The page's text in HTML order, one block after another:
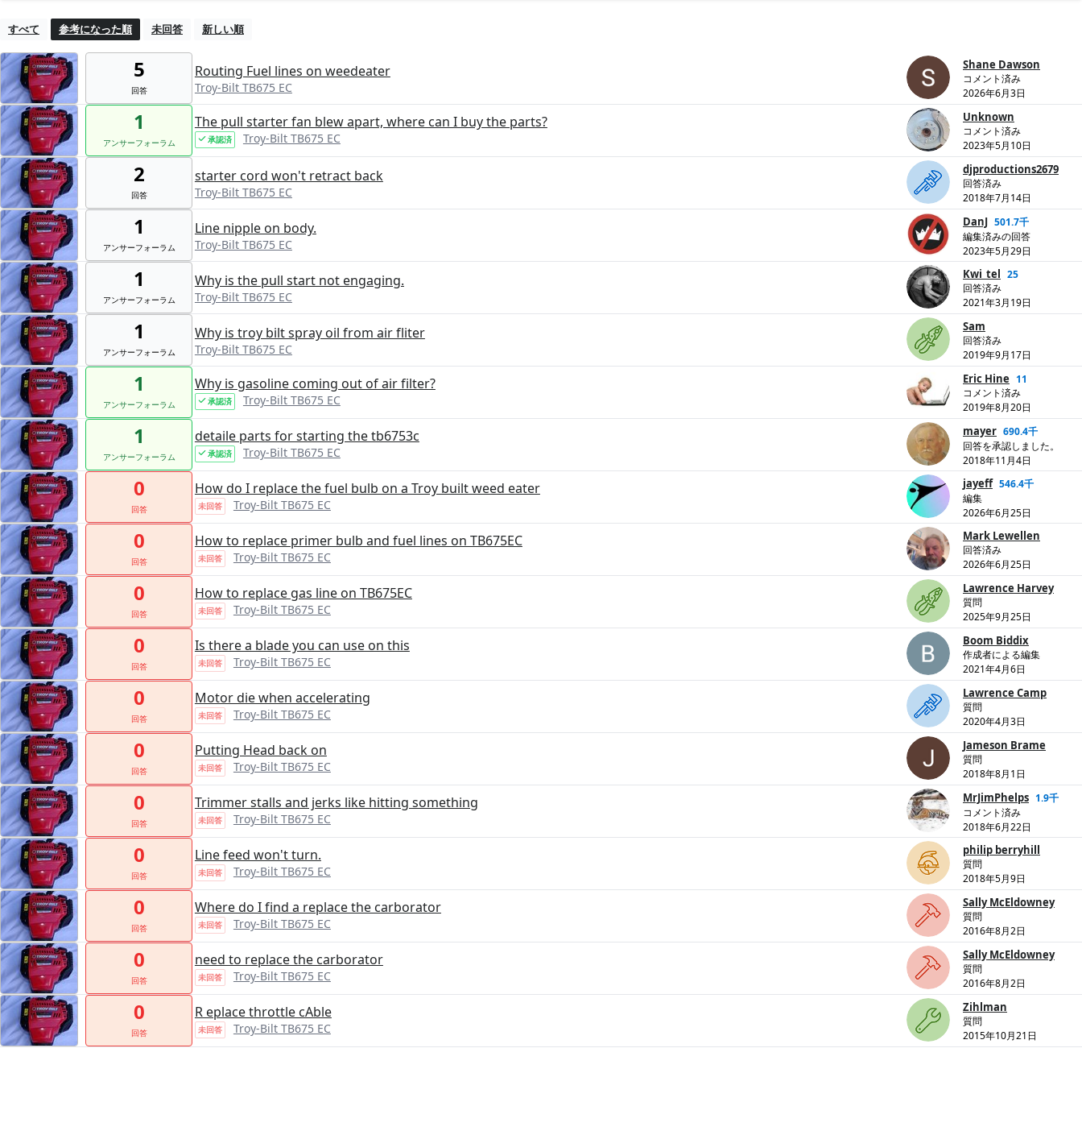
すべて 参考になった順 未回答 新しい順
5
回答
Routing Fuel lines on weedeater
Troy-Bilt TB675 EC
Shane Dawson
コメント済み
2026年6月3日
1
アンサーフォーラム
The pull starter fan blew apart, where can I buy the parts?
承認済 Troy-Bilt TB675 EC
Unknown
コメント済み
2023年5月10日
2
回答
starter cord won't retract back
Troy-Bilt TB675 EC
djproductions2679
回答済み
2018年7月14日
1
アンサーフォーラム
Line nipple on body.
Troy-Bilt TB675 EC
DanJ 501.7千
編集済みの回答
2023年5月29日
1
アンサーフォーラム
Why is the pull start not engaging.
Troy-Bilt TB675 EC
Kwi_tel 25
回答済み
2021年3月19日
1
アンサーフォーラム
Why is troy bilt spray oil from air fliter
Troy-Bilt TB675 EC
Sam
回答済み
2019年9月17日
1
アンサーフォーラム
Why is gasoline coming out of air filter?
承認済 Troy-Bilt TB675 EC
Eric Hine 11
コメント済み
2019年8月20日
1
アンサーフォーラム
detaile parts for starting the tb6753c
承認済 Troy-Bilt TB675 EC
mayer 690.4千
回答を承認しました。
2018年11月4日
0
回答
How do I replace the fuel bulb on a Troy built weed eater
未回答 Troy-Bilt TB675 EC
jayeff 546.4千
編集
2026年6月25日
0
回答
How to replace primer bulb and fuel lines on TB675EC
未回答 Troy-Bilt TB675 EC
Mark Lewellen
回答済み
2026年6月25日
0
回答
How to replace gas line on TB675EC
未回答 Troy-Bilt TB675 EC
Lawrence Harvey
質問
2025年9月25日
0
回答
Is there a blade you can use on this
未回答 Troy-Bilt TB675 EC
Boom Biddix
作成者による編集
2021年4月6日
0
回答
Motor die when accelerating
未回答 Troy-Bilt TB675 EC
Lawrence Camp
質問
2020年4月3日
0
回答
Putting Head back on
未回答 Troy-Bilt TB675 EC
Jameson Brame
質問
2018年8月1日
0
回答
Trimmer stalls and jerks like hitting something
未回答 Troy-Bilt TB675 EC
MrJimPhelps 1.9千
コメント済み
2018年6月22日
0
回答
Line feed won't turn.
未回答 Troy-Bilt TB675 EC
philip berryhill
質問
2018年5月9日
0
回答
Where do I find a replace the carborator
未回答 Troy-Bilt TB675 EC
Sally McEldowney
質問
2016年8月2日
0
回答
need to replace the carborator
未回答 Troy-Bilt TB675 EC
Sally McEldowney
質問
2016年8月2日
0
回答
R eplace throttle cAble
未回答 Troy-Bilt TB675 EC
Zihlman
質問
2015年10月21日